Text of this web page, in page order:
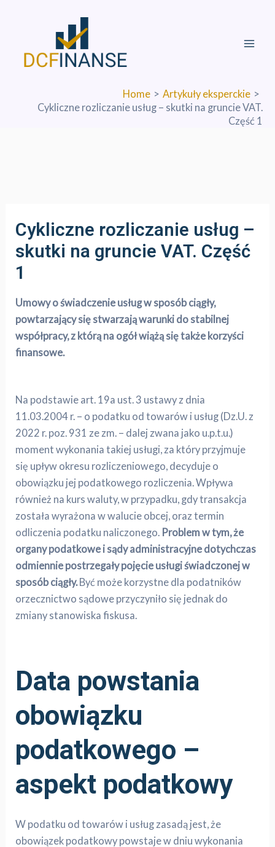
Home
Artykuły eksperckie
Cykliczne rozliczanie usług – skutki na gruncie VAT.
Część 1
Cykliczne rozliczanie usług –
skutki na gruncie VAT. Część
1
Umowy o świadczenie usług w sposób ciągły,
powtarzający się stwarzają warunki do stabilnej
współpracy, z którą na ogół wiążą się także korzyści
finansowe.
Na podstawie art. 19a ust. 3 ustawy z dnia
11.03.2004 r. – o podatku od towarów i usług (Dz.U. z
2022 r. poz. 931 ze zm. – dalej zwana jako u.p.t.u.)
moment wykonania takiej usługi, za który przyjmuje
się upływ okresu rozliczeniowego, decyduje o
obowiązku jej podatkowego rozliczenia. Wpływa
również na kurs waluty, w przypadku, gdy transakcja
została wyrażona w walucie obcej, oraz termin
odliczenia podatku naliczonego. Problem w tym, że
organy podatkowe i sądy administracyjne dotychczas
odmiennie postrzegały pojęcie usługi świadczonej w
sposób ciągły.Być może korzystne dla podatników
orzecznictwo sądowe przyczyniło się jednak do
zmiany stanowiska fiskusa.
Data powstania
obowiązku
podatkowego –
aspekt podatkowy
W podatku od towarów i usług zasadą jest, że
obowiązek podatkowy powstaje w dniu wykonania